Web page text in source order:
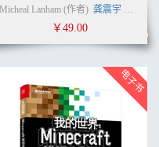
Micheal Lanham (作者) 龚震宇 周克忠
￥49.00